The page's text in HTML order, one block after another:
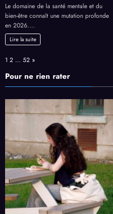
Le domaine de la santé mentale et du
bien-être connaît une mutation profonde
en 2026.…
Lire la suite
Page:
1 2 … 52 Next
»
Pour ne rien rater